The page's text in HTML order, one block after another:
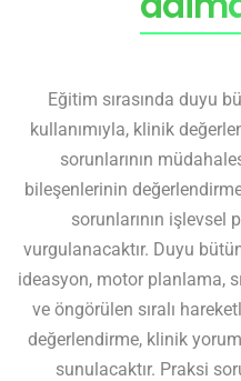
Eğitim sırasında duyu
kullanımıyla, klinik
sorunlarının
bileşenlerinin
sorunlarının işlevsel
vurgulanacaktır. Duyu
ideasyon, motor planlama,
ve öngörülen sıralı
değerlendirme, klinik
sunulacaktır. Praksi